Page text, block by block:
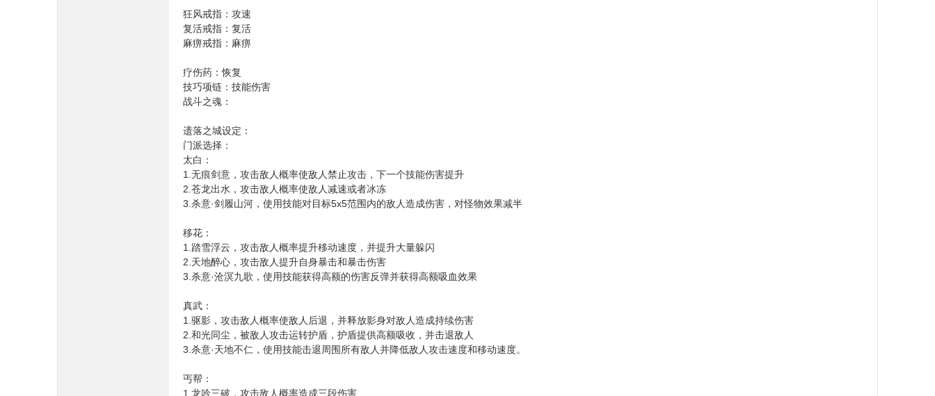
狂风戒指：攻速
复活戒指：复活
麻痹戒指：麻痹
疗伤药：恢复
技巧项链：技能伤害
战斗之魂：
遗落之城设定：
门派选择：
太白：
1.无痕剑意，攻击敌人概率使敌人禁止攻击，下一个技能伤害提升
2.苍龙出水，攻击敌人概率使敌人减速或者冰冻
3.杀意·剑履山河，使用技能对目标5x5范围内的敌人造成伤害，对怪物效果减半
移花：
1.踏雪浮云，攻击敌人概率提升移动速度，并提升大量躲闪
2.天地醉心，攻击敌人提升自身暴击和暴击伤害
3.杀意·沧溟九歌，使用技能获得高额的伤害反弹并获得高额吸血效果
真武：
1.驱影，攻击敌人概率使敌人后退，并释放影身对敌人造成持续伤害
2.和光同尘，被敌人攻击运转护盾，护盾提供高额吸收，并击退敌人
3.杀意·天地不仁，使用技能击退周围所有敌人并降低敌人攻击速度和移动速度。
丐帮：
1.龙吟三破，攻击敌人概率造成三段伤害